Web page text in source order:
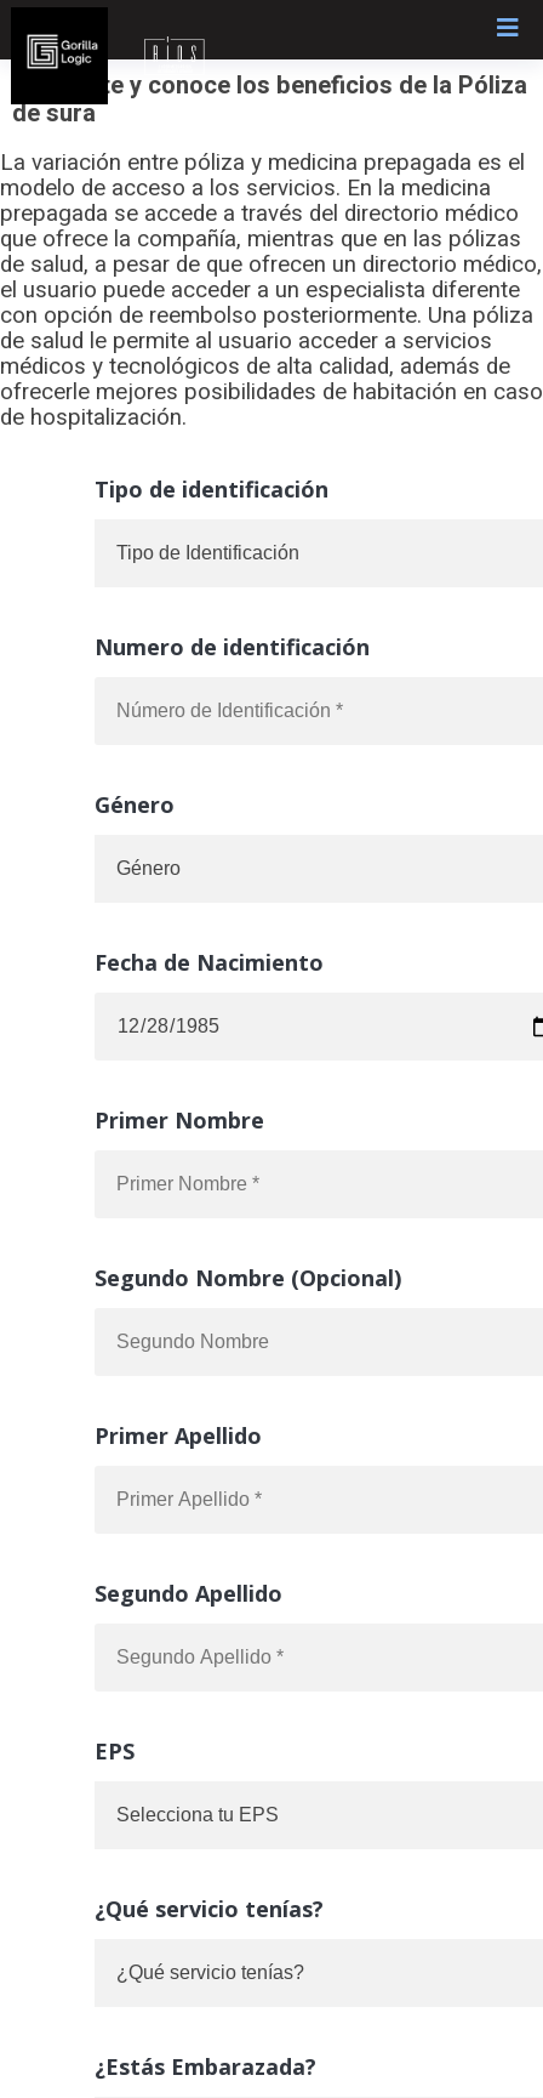
Skip
content
Inscríbete y conoce los beneficios de la Póliza
de sura
La variación entre póliza y medicina prepagada es el
modelo de acceso a los servicios. En la medicina
prepagada se accede a través del directorio médico
que ofrece la compañía, mientras que en las pólizas
de salud, a pesar de que ofrecen un directorio médico,
el usuario puede acceder a un especialista diferente
con opción de reembolso posteriormente. Una póliza
de salud le permite al usuario acceder a servicios
médicos y tecnológicos de alta calidad, además de
ofrecerle mejores posibilidades de habitación en caso
de hospitalización.
Tipo de identificación
Numero de identificación
Género
Fecha de Nacimiento
Primer Nombre
Segundo Nombre (Opcional)
Primer Apellido
Segundo Apellido
EPS
¿Qué servicio tenías?
¿Estás Embarazada?